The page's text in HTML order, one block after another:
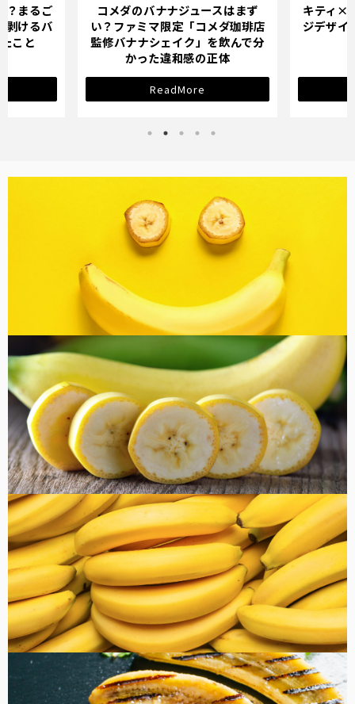
はまず
ダ珈琲店
んで分
キティ×バナナミルクのパッケー
ジデザインが示す「学び直し」の
サインとは？
ReadMore
オイシッ
ている人
コラム
健康・美容
FOOD